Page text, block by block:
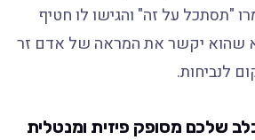
"תסתכל על זה" והגישו לו חטיף
שהוא יקשר את המראה של אדם זר
לנביחות.